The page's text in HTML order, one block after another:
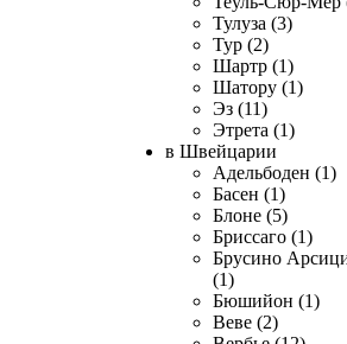
Тулуза (3)
Тур (2)
Шартр (1)
Шатору (1)
Эз (11)
Этрета (1)
в Швейцарии
Адельбоден (1)
Басен (1)
Блоне (5)
Бриссаго (1)
Брусино
(1)
Бюшийон (1)
Веве (2)